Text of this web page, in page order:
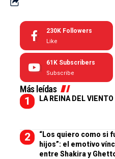
230K Followers
Like
61K Subscribers
Subscribe
Más leídas
LA REINA DEL VIENTO
“Los quiero como si
hijos”: el emotivo
entre Shakira y